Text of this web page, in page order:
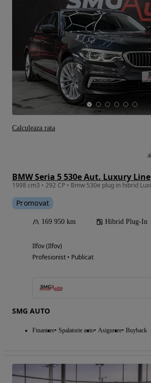
BMW Seria 5 530e Aut. Luxury Line
Promovat
169 950 km Hibrid Plug-In
Ilfov (Ilfov)
Profesionist • Publicat
SMG AUTO
Finantare Spalatorie auto Asigurare Buyback
Calculeaza rata